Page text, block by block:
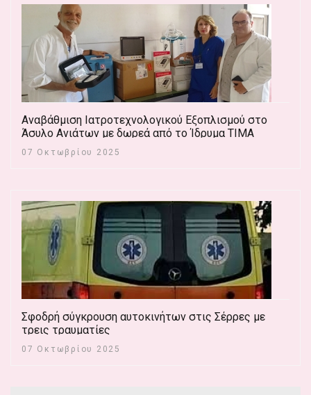
Αναβάθμιση Ιατροτεχνολογικού Εξοπλισμού στο
Άσυλο Ανιάτων με δωρεά από το Ίδρυμα ΤΙΜΑ
07 Οκτωβρίου 2025
Σφοδρή σύγκρουση αυτοκινήτων στις Σέρρες με
τρεις τραυματίες
07 Οκτωβρίου 2025